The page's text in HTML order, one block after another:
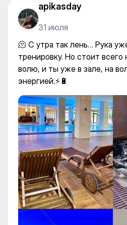
apikasday
31 июля
🫠 С утра так лень… Рука
тренировку. Но стоит всего
волю, и ты уже в зале, на
энергией.⚡️🔋